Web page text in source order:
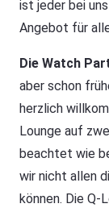
ist jeder bei
Angebot für
Die Watch
aber schon
herzlich
Lounge auf
beachtet wie
wir nicht allen
können. Die Q-